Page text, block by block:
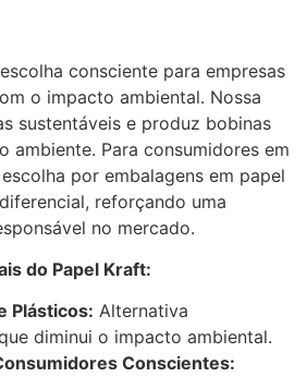
consciente para empresas
o impacto ambiental. Nossa
sustentáveis e produz bobinas
ambiente. Para consumidores em
por embalagens em papel
reforçando uma
no mercado.
do Papel Kraft:
Plásticos: Alternativa
diminui o impacto ambiental.
Conscientes: